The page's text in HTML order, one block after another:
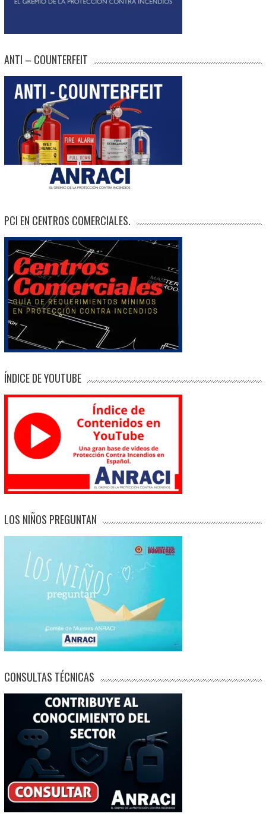
ANTI – COUNTERFEIT
PCI EN CENTROS COMERCIALES.
ÍNDICE DE YOUTUBE
LOS NIÑOS PREGUNTAN
CONSULTAS TÉCNICAS